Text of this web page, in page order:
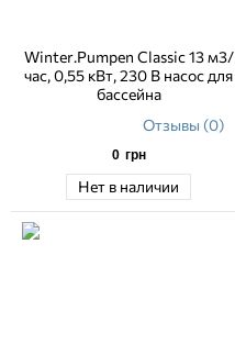
Winter.Pumpen Classic 13 м3/
час, 0,55 кВт, 230 В насос для
бассейна
Отзывы (0)
0 грн
Нет в наличии